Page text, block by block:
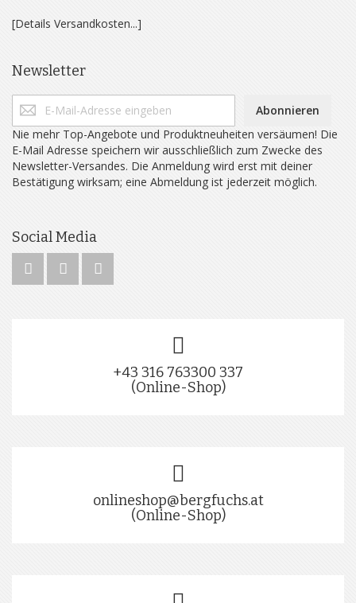
[Details Versandkosten...]
Newsletter
Abonnieren
Nie mehr Top-Angebote und Produktneuheiten versäumen! Die
E-Mail Adresse speichern wir ausschließlich zum Zwecke des
Newsletter-Versandes. Die Anmeldung wird erst mit deiner
Bestätigung wirksam; eine Abmeldung ist jederzeit möglich.
Social Media
+43 316 763300 337
(Online-Shop)
onlineshop@bergfuchs.at
(Online-Shop)